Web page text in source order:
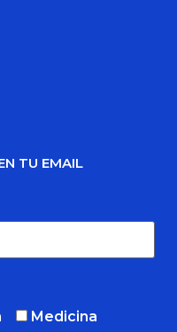
TU EMAIL
Medicina